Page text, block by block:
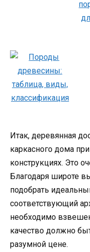
Итак, деревянная
каркасного дома
конструкциях. Это
Благодаря широте
подобрать
соответствующий
необходимо
качество должно
разумной цене.